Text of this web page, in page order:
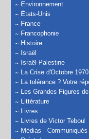
Environnement
États-Unis
France
Francophonie
Histoire
Israël
Israël-Palestine
La Crise d'Octobre 1970
La tolérance ? Votre
Les Grandes Figures
Littérature
Livres
Livres de Victor Teboul
Médias - Communiqués